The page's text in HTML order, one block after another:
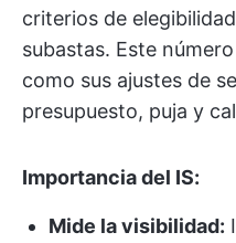
criterios de
subastas. Este
como sus ajustes de
presupuesto, puja y
Importancia del IS:
Mide la visibilidad: